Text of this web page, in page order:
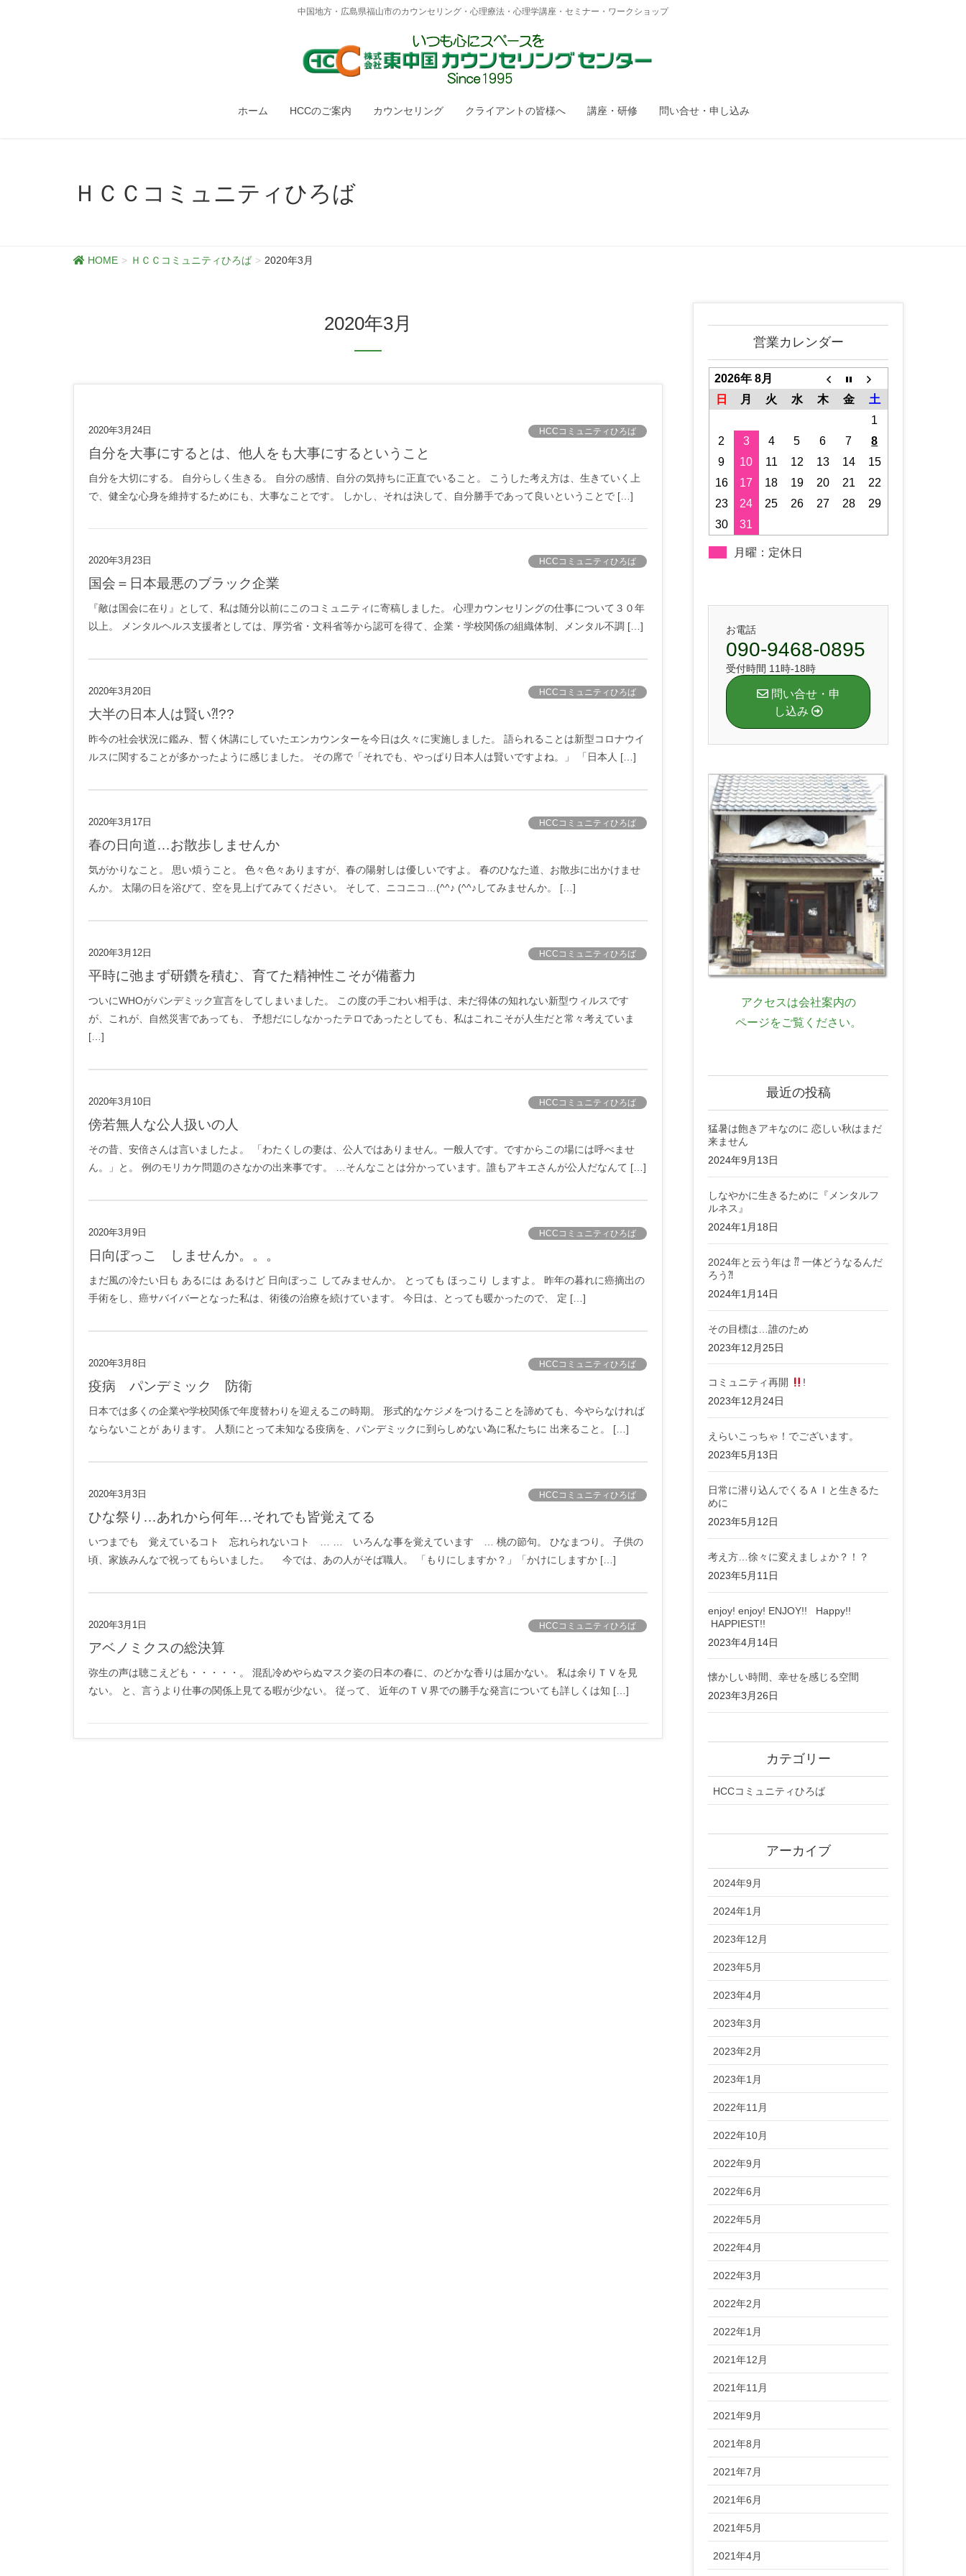
中国地方・広島県福山市のカウンセリング・心理療法・心理学講座・セミナー・ワークショップ
ホーム HCCのご案内 カウンセリング クライアントの皆様へ 講座・研修 問い合せ・申し込み
ＨＣＣコミュニティひろば
HOME ＨＣＣコミュニティひろば 2020年3月
2020年3月
2020年3月24日 HCCコミュニティひろば
自分を大事にするとは、他人をも大事にするということ
自分を大切にする。 自分らしく生きる。 自分の感情、自分の気持ちに正直でいること。 こうした考え方は、生きていく上
で、健全な心身を維持するためにも、大事なことです。 しかし、それは決して、自分勝手であって良いということで […]
2020年3月23日 HCCコミュニティひろば
国会＝日本最悪のブラック企業
『敵は国会に在り』として、私は随分以前にこのコミュニティに寄稿しました。 心理カウンセリングの仕事について３０年
以上。 メンタルヘルス支援者としては、厚労省・文科省等から認可を得て、企業・学校関係の組織体制、メンタル不調 […]
2020年3月20日 HCCコミュニティひろば
大半の日本人は賢い⁈??
昨今の社会状況に鑑み、暫く休講にしていたエンカウンターを今日は久々に実施しました。 語られることは新型コロナウイ
ルスに関することが多かったように感じました。 その席で「それでも、やっぱり日本人は賢いですよね。」 「日本人 […]
2020年3月17日 HCCコミュニティひろば
春の日向道…お散歩しませんか
気がかりなこと。 思い煩うこと。 色々色々ありますが、春の陽射しは優しいですよ。 春のひなた道、お散歩に出かけませ
んか。 太陽の日を浴びて、空を見上げてみてください。 そして、ニコニコ…(^^♪ (^^♪してみませんか。 […]
2020年3月12日 HCCコミュニティひろば
平時に弛まず研鑽を積む、育てた精神性こそが備蓄力
ついにWHOがパンデミック宣言をしてしまいました。 この度の手ごわい相手は、未だ得体の知れない新型ウィルスです
が、これが、自然災害であっても、 予想だにしなかったテロであったとしても、私はこれこそが人生だと常々考えていま
[…]
2020年3月10日 HCCコミュニティひろば
傍若無人な公人扱いの人
その昔、安倍さんは言いましたよ。 「わたくしの妻は、公人ではありません。一般人です。ですからこの場には呼べませ
ん。」と。 例のモリカケ問題のさなかの出来事です。 …そんなことは分かっています。誰もアキエさんが公人だなんて […]
2020年3月9日 HCCコミュニティひろば
日向ぼっこ しませんか。。。
まだ風の冷たい日も あるには あるけど 日向ぼっこ してみませんか。 とっても ほっこり しますよ。 昨年の暮れに癌摘出の
手術をし、癌サバイバーとなった私は、術後の治療を続けています。 今日は、とっても暖かったので、 定 […]
2020年3月8日 HCCコミュニティひろば
疫病 パンデミック 防衛
日本では多くの企業や学校関係で年度替わりを迎えるこの時期。 形式的なケジメをつけることを諦めても、今やらなければ
ならないことが あります。 人類にとって未知なる疫病を、パンデミックに到らしめない為に私たちに 出来ること。 […]
2020年3月3日 HCCコミュニティひろば
ひな祭り…あれから何年…それでも皆覚えてる
いつまでも 覚えているコト 忘れられないコト … … いろんな事を覚えています … 桃の節句。 ひなまつり。 子供の
頃、家族みんなで祝ってもらいました。 今では、あの人がそば職人。 「もりにしますか？」「かけにしますか […]
2020年3月1日 HCCコミュニティひろば
アベノミクスの総決算
弥生の声は聴こえども・・・・・。 混乱冷めやらぬマスク姿の日本の春に、のどかな香りは届かない。 私は余りＴＶを見
ない。 と、言うより仕事の関係上見てる暇が少ない。 従って、 近年のＴＶ界での勝手な発言についても詳しくは知 […]
営業カレンダー
2026年 8月
日
月 火 水 木 金
土
1
2
3 4 5 6 7
8
9
10 11 12 13 14
15
16
17 18 19 20 21
22
23
24 25 26 27 28
29
30
31
月曜：定休日
お電話
090-9468-0895
受付時間 11時-18時
問い合せ・申
し込み
アクセスは会社案内の
ページをご覧ください。
最近の投稿
猛暑は飽きアキなのに 恋しい秋はまだ
来ません
2024年9月13日
しなやかに生きるために『メンタルフ
ルネス』
2024年1月18日
2024年と云う年は ⁇ 一体どうなるんだ
ろう⁈
2024年1月14日
その目標は…誰のため
2023年12月25日
コミュニティ再開
!
2023年12月24日
えらいこっちゃ！でございます。
2023年5月13日
日常に潜り込んでくるＡＩと生きるた
めに
2023年5月12日
考え方…徐々に変えましょか？！？
2023年5月11日
enjoy! enjoy! ENJOY!! Happy!!
HAPPIEST!!
2023年4月14日
懐かしい時間、幸せを感じる空間
2023年3月26日
カテゴリー
HCCコミュニティひろば
アーカイブ
2024年9月
2024年1月
2023年12月
2023年5月
2023年4月
2023年3月
2023年2月
2023年1月
2022年11月
2022年10月
2022年9月
2022年6月
2022年5月
2022年4月
2022年3月
2022年2月
2022年1月
2021年12月
2021年11月
2021年9月
2021年8月
2021年7月
2021年6月
2021年5月
2021年4月